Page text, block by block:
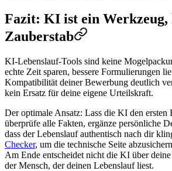
Fazit: KI ist ein Werkzeug,
Zauberstab
KI-Lebenslauf-Tools sind keine
echte Zeit sparen, bessere Formulierungen
Kompatibilität deiner Bewerbung deutlich
kein Ersatz für deine eigene Urteilskraft.
Der optimale Ansatz: Lass die KI den ersten
überprüfe alle Fakten, ergänze persönliche
dass der Lebenslauf authentisch nach dir
Checker, um die technische Seite
Am Ende entscheidet nicht die KI über
der Mensch, der deinen Lebenslauf liest.